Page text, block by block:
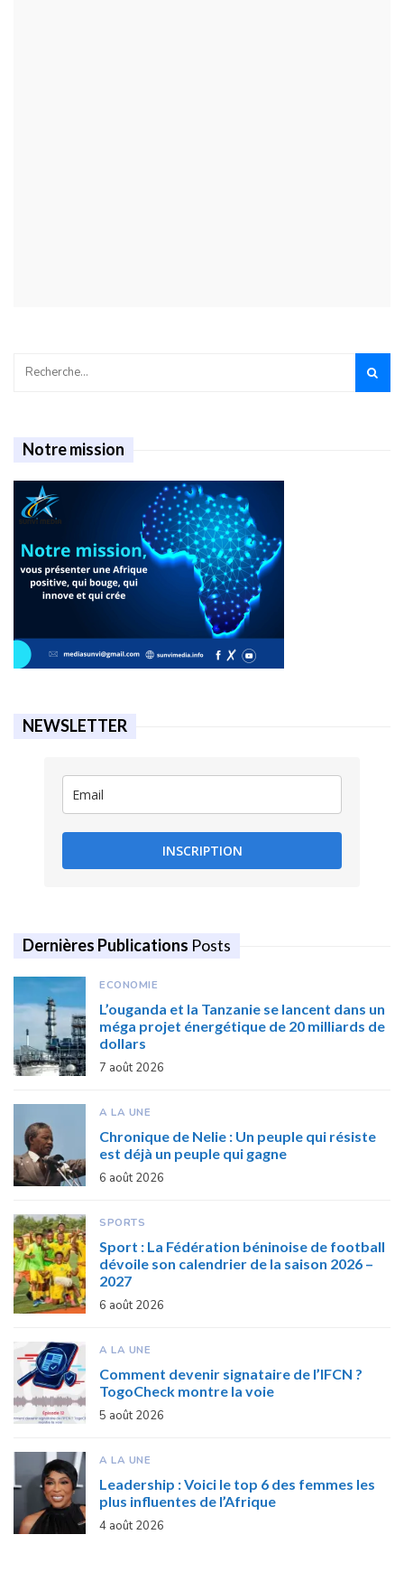
Notre mission
NEWSLETTER
INSCRIPTION
Dernières Publications Posts
ECONOMIE
L’ouganda et la Tanzanie se lancent dans un
méga projet énergétique de 20 milliards de
dollars
7 août 2026
A LA UNE
Chronique de Nelie : Un peuple qui résiste
est déjà un peuple qui gagne
6 août 2026
SPORTS
Sport : La Fédération béninoise de football
dévoile son calendrier de la saison 2026 –
2027
6 août 2026
A LA UNE
Comment devenir signataire de l’IFCN ?
TogoCheck montre la voie
5 août 2026
A LA UNE
Leadership : Voici le top 6 des femmes les
plus influentes de l’Afrique
4 août 2026